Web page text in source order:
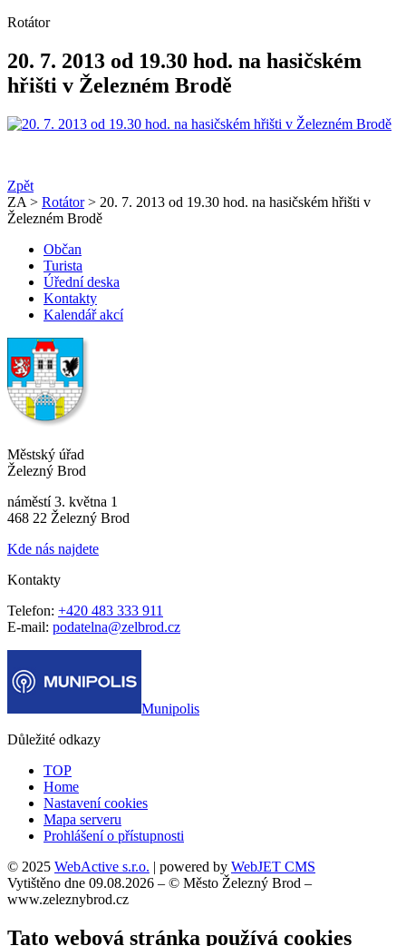
Rotátor
20. 7. 2013 od 19.30 hod. na hasičském
hřišti v Železném Brodě
Zpět
ZA > Rotátor> 20. 7. 2013 od 19.30 hod. na hasičském hřišti v
Železném Brodě
Občan
Turista
Úřední deska
Kontakty
Kalendář akcí
Městský úřad
Železný Brod
náměstí 3. května 1
468 22 Železný Brod
Kde nás najdete
Kontakty
Telefon: +420 483 333 911
E-mail: podatelna@zelbrod.cz
Munipolis
Důležité odkazy
TOP
Home
Nastavení cookies
Mapa serveru
Prohlášení o přístupnosti
© 2025 WebActive s.r.o. | powered by WebJET CMS
Vytištěno dne 09.08.2026 – © Město Železný Brod –
www.zeleznybrod.cz
Tato webová stránka používá cookies